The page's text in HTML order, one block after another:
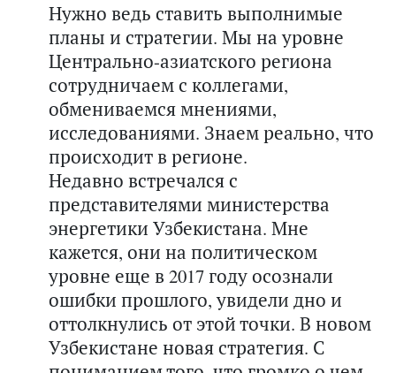
Нужно ведь ставить выполнимые
планы и стратегии. Мы на уровне
Центрально-азиатского региона
сотрудничаем с коллегами,
обмениваемся мнениями,
исследованиями. Знаем реально, что
происходит в регионе.
Недавно встречался с
представителями министерства
энергетики Узбекистана. Мне
кажется, они на политическом
уровне еще в 2017 году осознали
ошибки прошлого, увидели дно и
оттолкнулись от этой точки. В новом
Узбекистане новая стратегия. С